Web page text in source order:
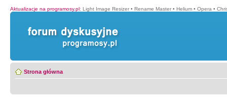
Aktualizacje na programosy.pl: Light Image Resizer • Rename Master • Helium • Opera •
Strona główna